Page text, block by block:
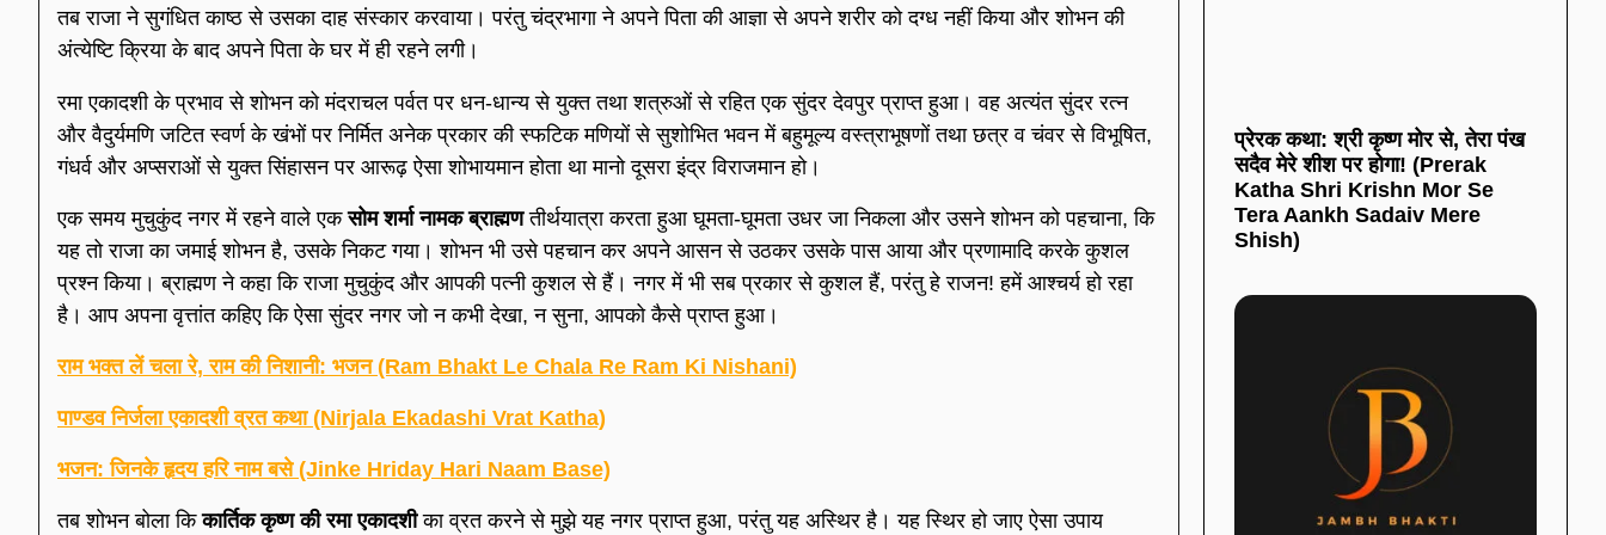
तब राजा ने सुगंधित काष्ठ से उसका दाह संस्कार करवाया। परंतु चंद्रभागा ने अपने पिता की आज्ञा से अपने शरीर को दग्ध नहीं किया और शोभन की
अंत्येष्टि क्रिया के बाद अपने पिता के घर में ही रहने लगी।
रमा एकादशी के प्रभाव से शोभन को मंदराचल पर्वत पर धन-धान्य से युक्त तथा शत्रुओं से रहित एक सुंदर देवपुर प्राप्त हुआ। वह अत्यंत सुंदर रत्न
और वैदुर्यमणि जटित स्वर्ण के खंभों पर निर्मित अनेक प्रकार की स्फटिक मणियों से सुशोभित भवन में बहुमूल्य वस्त्राभूषणों तथा छत्र व चंवर से विभूषित,
गंधर्व और अप्सराओं से युक्त सिंहासन पर आरूढ़ ऐसा शोभायमान होता था मानो दूसरा इंद्र विराजमान हो।
एक समय मुचुकुंद नगर में रहने वाले एकसोम शर्मा नामक ब्राह्मणतीर्थयात्रा करता हुआ घूमता-घूमता उधर जा निकला और उसने शोभन को पहचाना, कि
यह तो राजा का जमाई शोभन है, उसके निकट गया। शोभन भी उसे पहचान कर अपने आसन से उठकर उसके पास आया और प्रणामादि करके कुशल
प्रश्न किया। ब्राह्मण ने कहा कि राजा मुचुकुंद और आपकी पत्नी कुशल से हैं। नगर में भी सब प्रकार से कुशल हैं, परंतु हे राजन! हमें आश्चर्य हो रहा
है। आप अपना वृत्तांत कहिए कि ऐसा सुंदर नगर जो न कभी देखा, न सुना, आपको कैसे प्राप्त हुआ।
राम भक्त लें चला रे, राम की निशानी: भजन (Ram Bhakt Le Chala Re Ram Ki Nishani)
पाण्डव निर्जला एकादशी व्रत कथा (Nirjala Ekadashi Vrat Katha)
भजन: जिनके हृदय हरि नाम बसे (Jinke Hriday Hari Naam Base)
तब शोभन बोला किकार्तिक कृष्ण की रमा एकादशीका व्रत करने से मुझे यह नगर प्राप्त हुआ, परंतु यह अस्थिर है। यह स्थिर हो जाए ऐसा उपाय
प्रेरक कथा: श्री कृष्ण मोर से, तेरा पंख
सदैव मेरे शीश पर होगा! (Prerak
Katha Shri Krishn Mor Se
Tera Aankh Sadaiv Mere
Shish)